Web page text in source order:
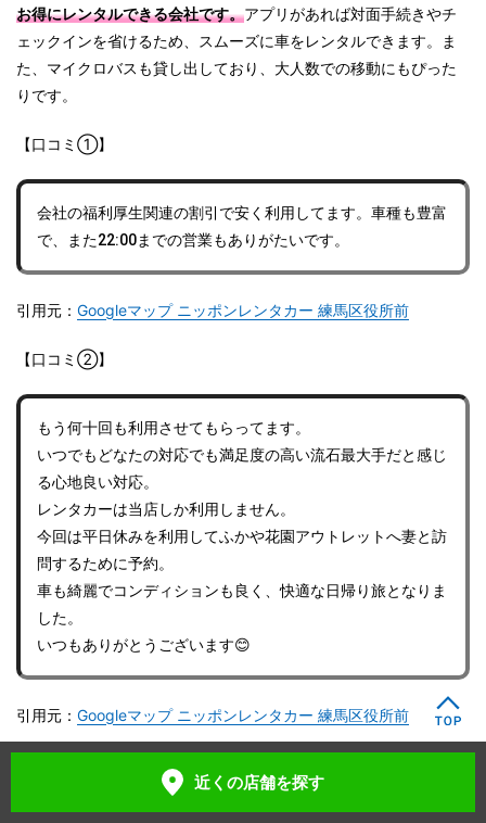
お得にレンタルできる会社です。アプリがあれば対面手続きやチ
ェックインを省けるため、スムーズに車をレンタルできます。ま
た、マイクロバスも貸し出しており、大人数での移動にもぴった
りです。
【口コミ①】
会社の福利厚生関連の割引で安く利用してます。車種も豊富
で、また22:00までの営業もありがたいです。
引用元： Googleマップ ニッポンレンタカー 練馬区役所前
【口コミ②】
もう何十回も利用させてもらってます。
いつでもどなたの対応でも満足度の高い流石最大手だと感じ
る心地良い対応。
レンタカーは当店しか利用しません。
今回は平日休みを利用してふかや花園アウトレットへ妻と訪
問するために予約。
車も綺麗でコンディションも良く、快適な日帰り旅となりま
した。
いつもありがとうございます😊
引用元： Googleマップ ニッポンレンタカー 練馬区役所前
日産レンタカー 近くの店舗を探す